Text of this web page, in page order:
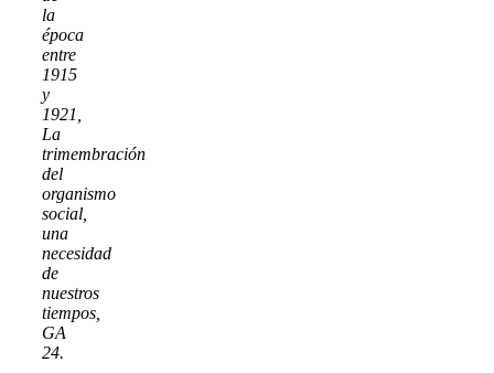
la
época
entre
1915
y
1921,
La
trimembración
del
organismo
social,
una
necesidad
de
nuestros
tiempos,
GA
24.